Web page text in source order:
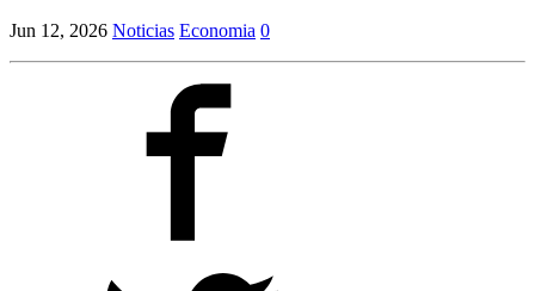
Jun 12, 2026 Noticias Economia 0